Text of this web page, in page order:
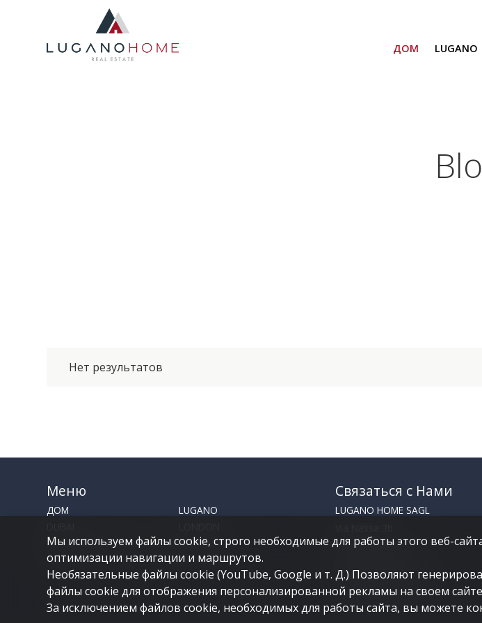
ДОМ LUGANO
Нет результатов
Меню
ДОМ
LUGANO
ПРОДАТЬ НЕДВИЖИМОСТЬ
КОМПАНИЯ
КОНТАКТ
Связаться с Нами
LUGANO HOME SAGL
6900 Lugano
Моб. +41 79 778 10 93
info@luganohome.ch
Мы используем файлы cookie, строго необходимые для работы этого веб-
оптимизации навигации и маршрутов.
Необязательные файлы cookie (YouTube, Google и т. Д.) Позволяют
файлы cookie для отображения персонализированной рекламы на своем
За исключением файлов cookie, необходимых для работы сайта, вы можете